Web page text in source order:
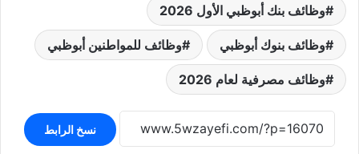
وظائف بنك أبوظبي الأول 2026
وظائف بنوك أبوظبي وظائف للمواطنين أبوظبي
وظائف مصرفية لعام 2026
نسخ الرابط